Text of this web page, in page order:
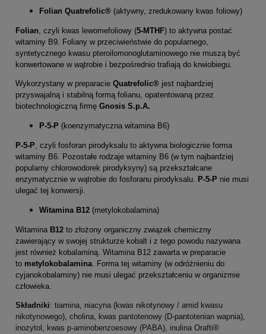
Folian Quatrefolic® (aktywny, zredukowany kwas foliowy)
Folian, czyli kwas lewomefoliowy (5-MTHF) to aktywna postać
witaminy B9. Foliany w przeciwieństwie do popularnego,
syntetycznego kwasu pteroilomonoglutaminowego nie muszą być
konwertowane w wątrobie i bezpośrednio trafiają do krwiobiegu.
Wykorzystany w preparacie Quatrefolic® jest najbardziej
przyswajalną i stabilną formą folianu, opatentowaną przez
biotechnologiczną firmę Gnosis S.p.A.
P-5-P (koenzymatyczna witamina B6)
P-5-P, czyli fosforan pirodyksalu to aktywna biologicznie forma
witaminy B6. Pozostałe rodzaje witaminy B6 (w tym najbardziej
popularny chlorowodorek pirodyksyny) są przekształcane
enzymatycznie w wątrobie do fosforanu pirodyksalu. P-5-P nie musi
ulegać tej konwersji.
Witamina B12 (metylokobalamina)
Witamina B12 to złożony organiczny związek chemiczny
zawierający w swojej strukturze kobalt i z tego powodu nazywana
jest również kobalaminą. Witamina B12 zawarta w preparacie
to metylokobalamina. Forma tej witaminy (w odróżnieniu do
cyjanokobalaminy) nie musi ulegać przekształceniu w organizmie
człowieka.
Składniki: tiamina, niacyna (kwas nikotynowy / amid kwasu
nikotynowego), cholina, kwas pantotenowy (D-pantotenian wapnia),
inozytol, kwas p-aminobenzoesowy (PABA), inulina Orafti®